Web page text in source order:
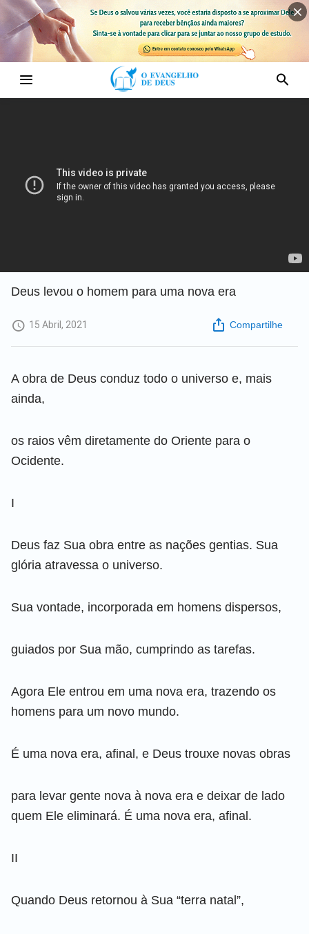
Deus levou o homem para uma nova era
15 Abril, 2021 Compartilhe
A obra de Deus conduz todo o universo e, mais
ainda,
os raios vêm diretamente do Oriente para o
Ocidente.
I
Deus faz Sua obra entre as nações gentias. Sua
glória atravessa o universo.
Sua vontade, incorporada em homens dispersos,
guiados por Sua mão, cumprindo as tarefas.
Agora Ele entrou em uma nova era, trazendo os
homens para um novo mundo.
É uma nova era, afinal, e Deus trouxe novas obras
para levar gente nova à nova era e deixar de lado
quem Ele eliminará. É uma nova era, afinal.
II
Quando Deus retornou à Sua “terra natal”,